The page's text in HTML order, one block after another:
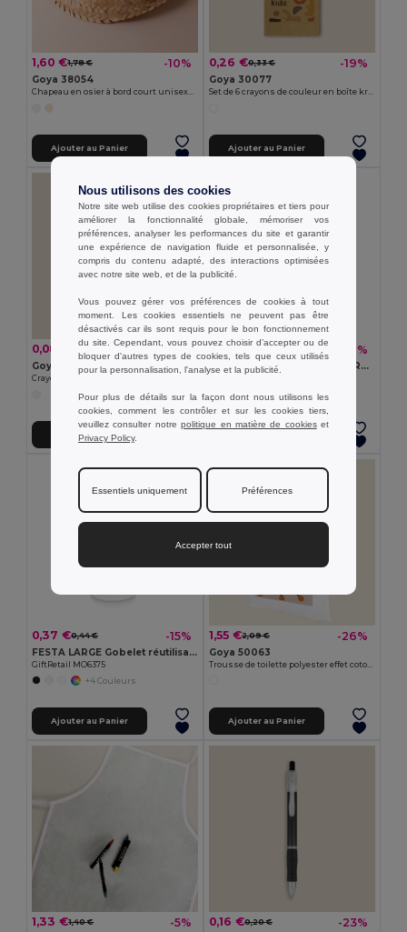
1,60 €1,78 € -10%
Goya 38054
Chapeau en osier à bord court unisexe JAMAICA
Ajouter au Panier
0,26 €0,33 € -19%
Goya 30077
Set de 6 crayons de couleur en boîte kraft KRAFT
Ajouter au Panier
0,08 € -18%
Goya 50555
Ajouter au Panier
0,26 € -36%
SUORA Porte-clés en feutre RPET
+1 Couleurs
0,37 €0,44 € -15%
FESTA LARGE Gobelet réutilisable 300ml
GiftRetail MO6375
+4 Couleurs
Ajouter au Panier
1,55 €2,09 € -26%
Goya 50063
Trousse de toilette polyester effet coton POLY
Ajouter au Panier
1,33 €1,40 € -5% 0,16 €0,20 € -23%
Nous utilisons des cookies
Notre site web utilise des cookies propriétaires et tiers pour
améliorer la fonctionnalité globale, mémoriser vos
préférences, analyser les performances du site et garantir
une expérience de navigation fluide et personnalisée, y
compris du contenu adapté, des interactions optimisées
avec notre site web, et de la publicité.
Vous pouvez gérer vos préférences de cookies à tout
moment. Les cookies essentiels ne peuvent pas être
désactivés car ils sont requis pour le bon fonctionnement
du site. Cependant, vous pouvez choisir d’accepter ou de
bloquer d'autres types de cookies, tels que ceux utilisés
pour la personnalisation, l'analyse et la publicité.
Pour plus de détails sur la façon dont nous utilisons les
cookies, comment les contrôler et sur les cookies tiers,
veuillez consulter notrepolitique en matière de cookieset
Privacy Policy.
Essentiels uniquement Préférences
Accepter tout